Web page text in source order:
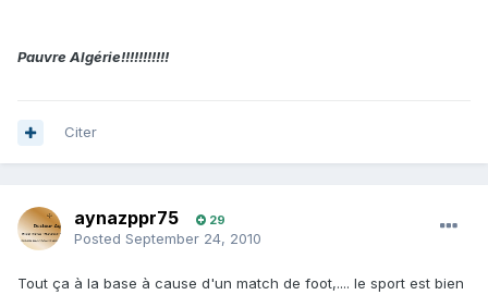
Pauvre Algérie!!!!!!!!!!!
Citer
aynazppr75 29
Posted September 24, 2010
Tout ça à la base à cause d'un match de foot,.... le sport est bien